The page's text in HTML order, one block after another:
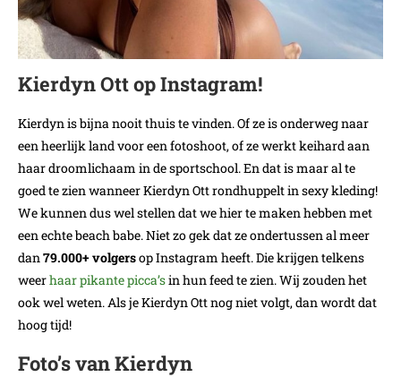
Kierdyn Ott op Instagram!
Kierdyn is bijna nooit thuis te vinden. Of ze is onderweg naar
een heerlijk land voor een fotoshoot, of ze werkt keihard aan
haar droomlichaam in de sportschool. En dat is maar al te
goed te zien wanneer Kierdyn Ott rondhuppelt in sexy kleding!
We kunnen dus wel stellen dat we hier te maken hebben met
een echte beach babe. Niet zo gek dat ze ondertussen al meer
dan 79.000+ volgersop Instagram heeft. Die krijgen telkens
weerhaar pikante picca’sin hun feed te zien. Wij zouden het
ook wel weten. Als je Kierdyn Ott nog niet volgt, dan wordt dat
hoog tijd!
Foto’s van Kierdyn